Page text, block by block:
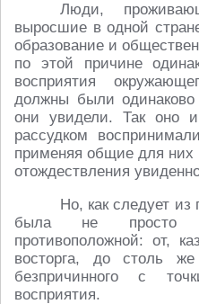
Люди,
выросшие в одной
образование и
по этой причине
восприятия
должны были одинаково
они увидели. Так
рассудком
применяя общие для
отождествления
Но, как следует
была не просто
противоположной: от,
восторга, до столь
безпричинного с
восприятия.